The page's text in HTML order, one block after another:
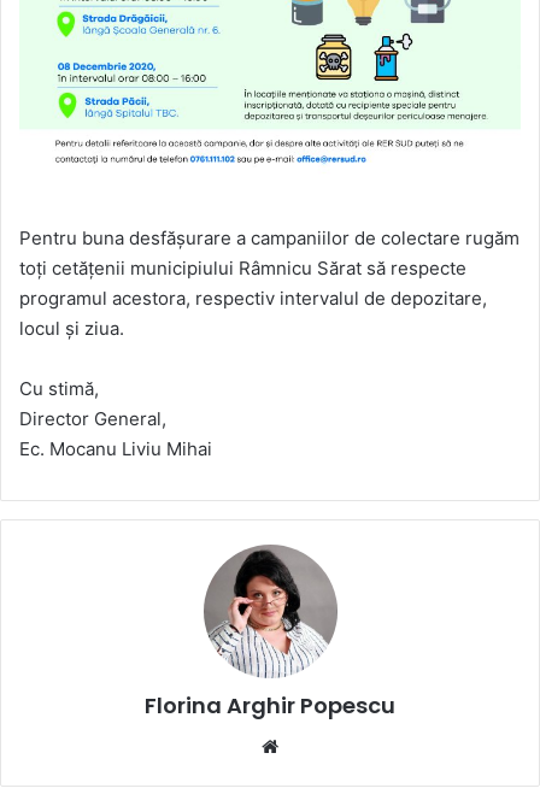
Pentru buna desfășurare a campaniilor de colectare rugăm
toți cetățenii municipiului Râmnicu Sărat să respecte
programul acestora, respectiv intervalul de depozitare,
locul și ziua.
Cu stimă,
Director General,
Ec. Mocanu Liviu Mihai
Florina Arghir Popescu